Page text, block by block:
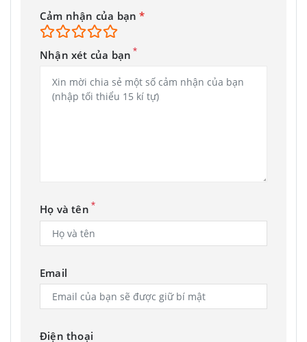
Cảm nhận của bạn*
Nhận xét của bạn *
Họ và tên *
Email
Điện thoại